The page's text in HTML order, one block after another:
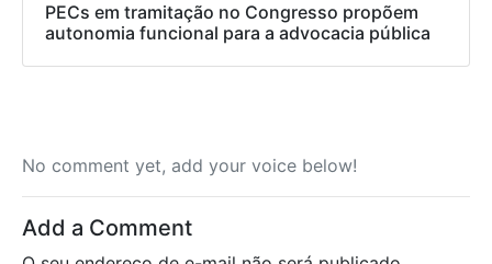
PECs em tramitação no Congresso propõem
autonomia funcional para a advocacia pública
No comment yet, add your voice below!
Add a Comment